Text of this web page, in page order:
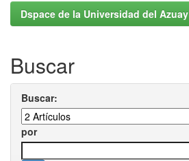
Dspace de la Universidad del Azuay
Buscar
Buscar:
por